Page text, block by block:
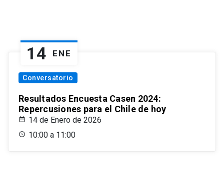
14 ENE
Conversatorio
Resultados Encuesta Casen 2024:
Repercusiones para el Chile de hoy
14 de Enero de 2026
10:00 a 11:00